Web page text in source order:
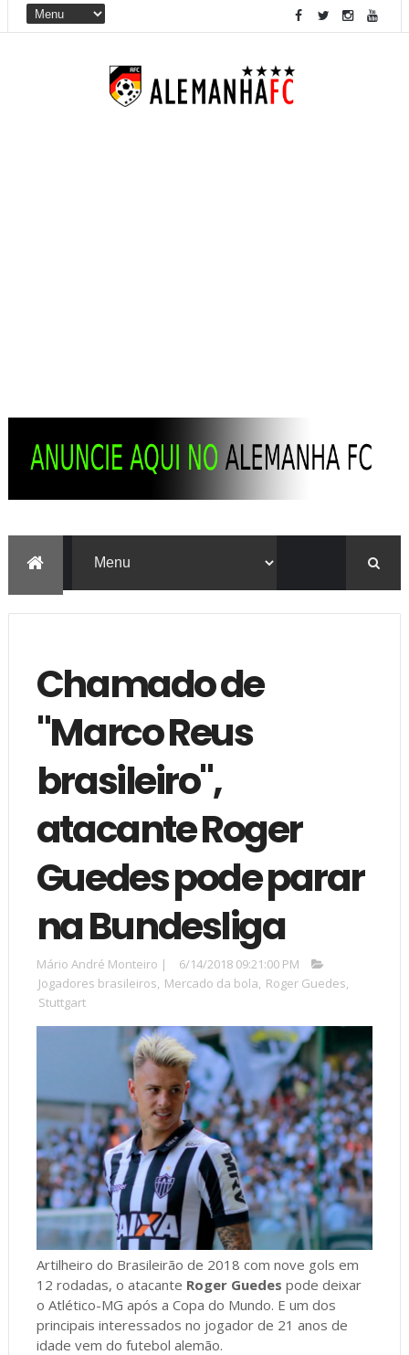
Chamado de
"Marco Reus
brasileiro",
atacante Roger
Guedes pode parar
na Bundesliga
Mário André Monteiro |
6/14/2018 09:21:00 PM
Jogadores brasileiros, Mercado da bola, Roger Guedes,
Stuttgart
Artilheiro do Brasileirão de 2018 com nove gols em
12 rodadas, o atacante Roger Guedes pode deixar
o Atlético-MG após a Copa do Mundo. E um dos
principais interessados no jogador de 21 anos de
idade vem do futebol alemão.